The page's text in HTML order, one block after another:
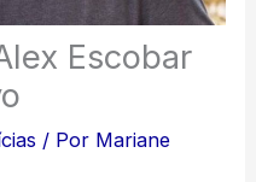
Escobar
/ Por Mariane